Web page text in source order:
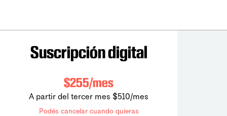
Suscripción digital
$255/mes
A partir del tercer mes $510/mes
Podés cancelar cuando quieras